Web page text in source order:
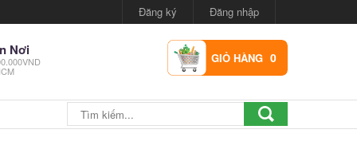
Đăng ký Đăng nhập
Nơi GIỎ HÀNG 0